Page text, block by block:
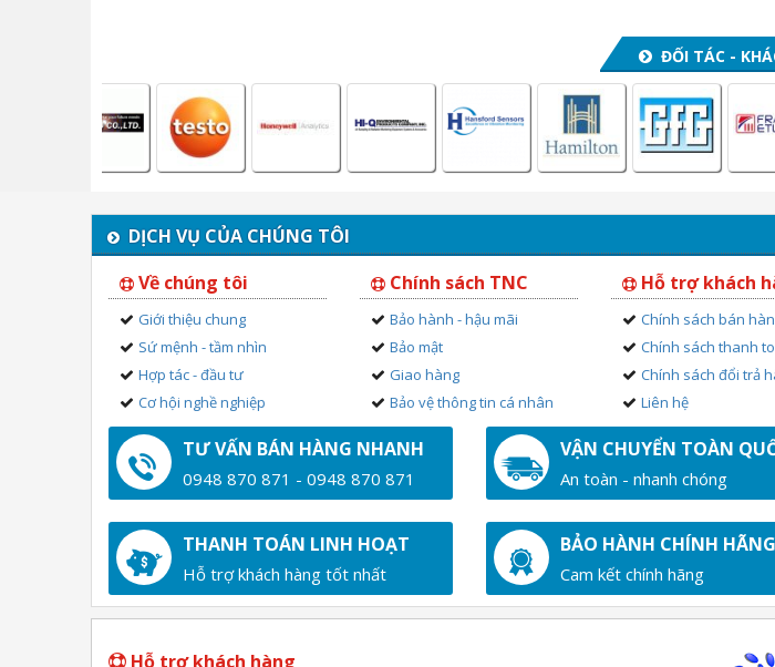
ĐỐI TÁC -
DỊCH VỤ CỦA CHÚNG TÔI
Về chúng tôi
Giới thiệu chung
Sứ mệnh - tầm nhìn
Hợp tác - đầu tư
Cơ hội nghề nghiệp
Chính sách TNC
Bảo hành - hậu mãi
Bảo mật
Giao hàng
Bảo vệ thông tin cá nhân
Hỗ trợ khách
Chính sách bán
Chính sách thanh
Chính sách đổi trả
Liên hệ
TƯ VẤN BÁN HÀNG NHANH
0948 870 871 - 0948 870 871
VẬN CHUYỂN TOÀN
An toàn - nhanh chóng
THANH TOÁN LINH HOẠT
Hỗ trợ khách hàng tốt nhất
BẢO HÀNH CHÍNH HÃNG
Cam kết chính hãng
Hỗ trợ khách hàng